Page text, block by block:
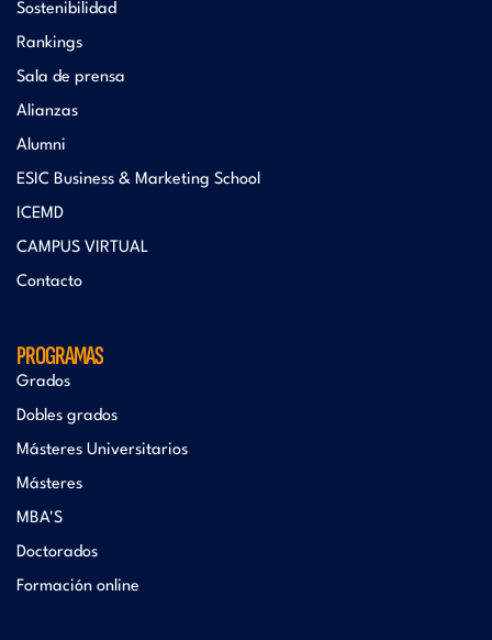
Sostenibilidad
Rankings
Sala de prensa
Alianzas
Alumni
ESIC Business & Marketing School
ICEMD
CAMPUS VIRTUAL
Contacto
PROGRAMAS
Grados
Dobles grados
Másteres Universitarios
Másteres
MBA'S
Doctorados
Formación online